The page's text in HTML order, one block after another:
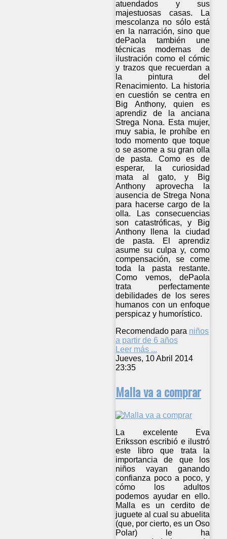
atuendados y sus
majestuosas casas. La
mescolanza no sólo está
en la narración, sino que
dePaola también une
técnicas modernas de
ilustración como el cómic
y trazos que recuerdan a
la pintura del
Renacimiento. La historia
en cuestión se centra en
Big Anthony, quien es
aprendiz de la anciana
Strega Nona. Esta mujer,
muy sabia, le prohíbe en
todo momento que toque
o se asome a su gran olla
de pasta. Como es de
esperar, la curiosidad
mata al gato, y Big
Anthony aprovecha la
ausencia de Strega Nona
para hacerse cargo de la
olla. Las consecuencias
son catastróficas, y Big
Anthony llena la ciudad
de pasta. El aprendiz
asume su culpa y, como
compensación, se come
toda la pasta restante.
Como vemos, dePaola
trata perfectamente
debilidades de los seres
humanos con un enfoque
perspicaz y humorístico.
Recomendado para niños
a partir de 6 años
Leer más ...
Jueves, 10 Abril 2014
23:35
Malla va a comprar
La excelente Eva
Eriksson escribió e ilustró
este libro que trata la
importancia de que los
niños vayan ganando
confianza poco a poco, y
cómo los adultos
podemos ayudar en ello.
Malla es un cerdito de
juguete al cual su abuelita
(que, por cierto, es un Oso
Polar) le ha